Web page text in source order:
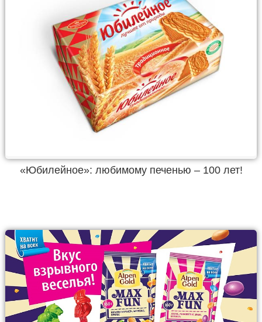
«Юбилейное»: любимому печенью – 100 лет!